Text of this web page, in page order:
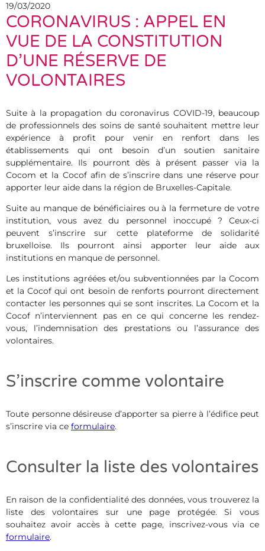
19/03/2020
CORONAVIRUS : APPEL EN
VUE DE LA CONSTITUTION
D’UNE RÉSERVE DE
VOLONTAIRES
Suite à la propagation du coronavirus COVID-19, beaucoup
de professionnels des soins de santé souhaitent mettre leur
expérience à profit pour venir en renfort dans les
établissements qui ont besoin d’un soutien sanitaire
supplémentaire. Ils pourront dès à présent passer via la
Cocom et la Cocof afin de s’inscrire dans une réserve pour
apporter leur aide dans la région de Bruxelles-Capitale.
Suite au manque de bénéficiaires ou à la fermeture de votre
institution, vous avez du personnel inoccupé ? Ceux-ci
peuvent s’inscrire sur cette plateforme de solidarité
bruxelloise. Ils pourront ainsi apporter leur aide aux
institutions en manque de personnel.
Les institutions agréées et/ou subventionnées par la Cocom
et la Cocof qui ont besoin de renforts pourront directement
contacter les personnes qui se sont inscrites. La Cocom et la
Cocof n’interviennent pas en ce qui concerne les rendez-
vous, l’indemnisation des prestations ou l’assurance des
volontaires.
S’inscrire comme volontaire
Toute personne désireuse d’apporter sa pierre à l’édifice peut
s’inscrire via ce formulaire.
Consulter la liste des volontaires
En raison de la confidentialité des données, vous trouverez la
liste des volontaires sur une page protégée. Si vous
souhaitez avoir accès à cette page, inscrivez-vous via ce
formulaire.